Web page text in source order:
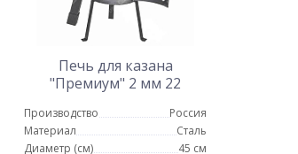
Печь для казана
"Премиум" 2 мм 22
Производство
Россия
Материал
Сталь
Диаметр (см)
45 см